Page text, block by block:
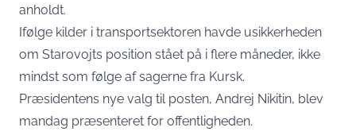
anholdt.
Ifølge kilder i transportsektoren havde usikkerheden
om Starovojts position stået på i flere måneder, ikke
mindst som følge af sagerne fra Kursk.
Præsidentens nye valg til posten, Andrej Nikitin, blev
mandag præsenteret for offentligheden.